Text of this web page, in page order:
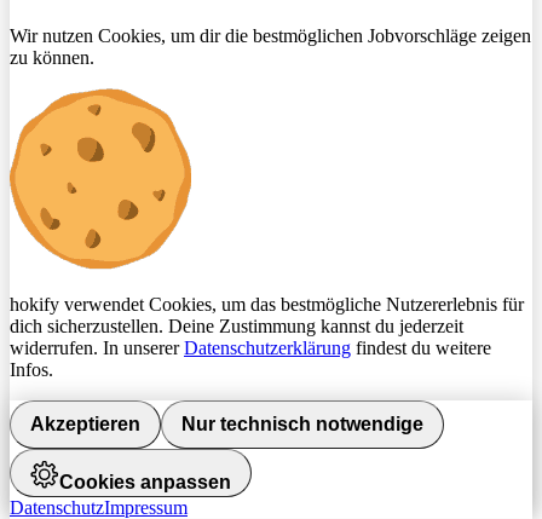
Wir nutzen Cookies, um dir die bestmöglichen Jobvorschläge zeigen
zu können.
hokify verwendet Cookies, um das bestmögliche Nutzererlebnis für
dich sicherzustellen. Deine Zustimmung kannst du jederzeit
widerrufen. In unsererDatenschutzerklärung findest du weitere
Infos.
Akzeptieren Nur technisch notwendige
Cookies anpassen
DatenschutzImpressum